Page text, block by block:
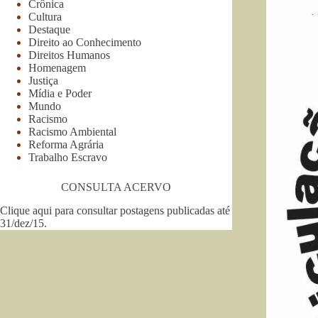
Crônica
Cultura
Destaque
Direito ao Conhecimento
Direitos Humanos
Homenagem
Justiça
Mídia e Poder
Mundo
Racismo
Racismo Ambiental
Reforma Agrária
Trabalho Escravo
CONSULTA ACERVO
Clique aqui para consultar postagens publicadas até
31/dez/15.